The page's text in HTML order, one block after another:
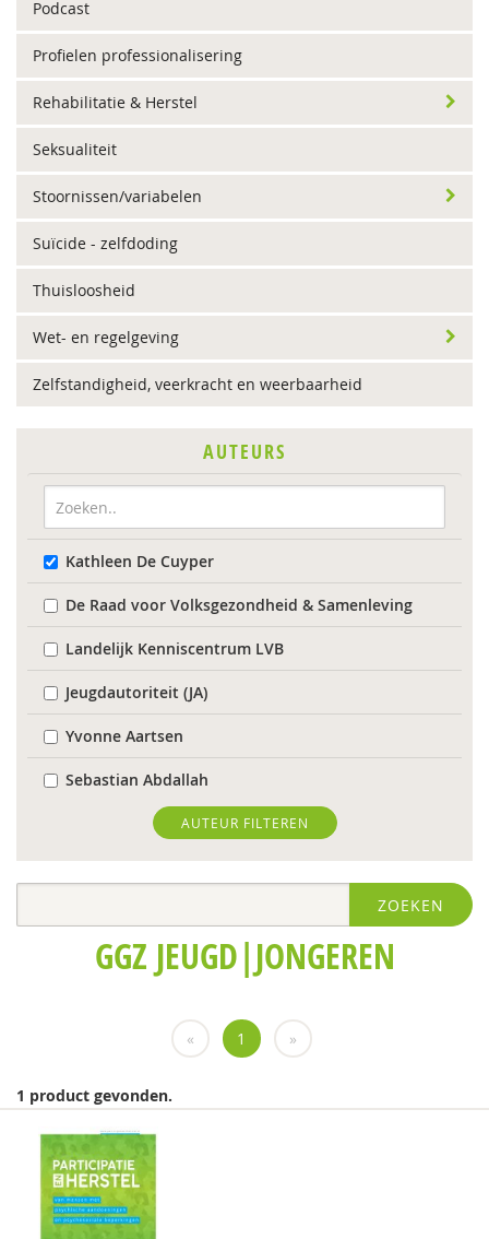
Podcast
Profielen professionalisering
Rehabilitatie & Herstel
Seksualiteit
Stoornissen/variabelen
Suïcide - zelfdoding
Thuisloosheid
Wet- en regelgeving
Zelfstandigheid, veerkracht en weerbaarheid
AUTEURS
Kathleen De Cuyper
De Raad voor Volksgezondheid & Samenleving
Landelijk Kenniscentrum LVB
Jeugdautoriteit (JA)
Yvonne Aartsen
Sebastian Abdallah
Anne Addink
Marcel van Aken
Maria Baltag
Ingrid ten Berge
Marianne Berger
Marten Bergwerff
Laura Beurskens-Claessen
Ine Beyens
AUTEUR FILTEREN
ZOEKEN
GGZ JEUGD|JONGEREN
« 1 »
1 product gevonden.